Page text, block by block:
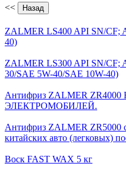
<<
ZALMER LS400 API SN/CF;
40)
ZALMER LS300 API SN/CF;
30/SAE 5W-40/SAE 10W-40)
Антифриз ZALMER ZR4000
ЭЛЕКТРОМОБИЛЕЙ.
Антифриз ZALMER ZR5000
китайских авто (легковых)
Воск FAST WAX 5 кг